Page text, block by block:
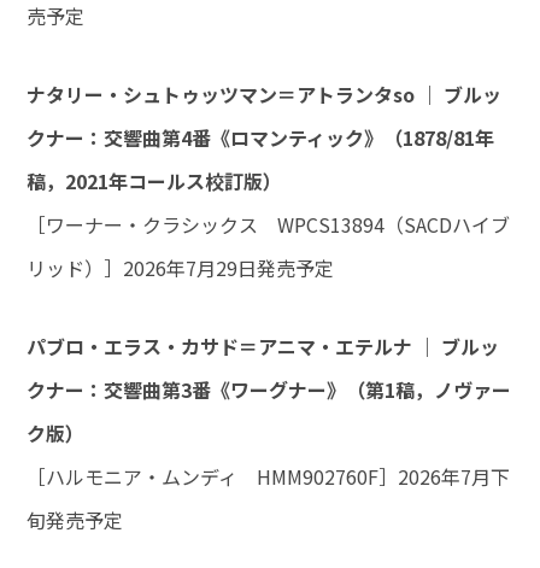
売予定
ナタリー・シュトゥッツマン＝アトランタso ｜ ブルッ
クナー：交響曲第4番《ロマンティック》（1878/81年
稿，2021年コールス校訂版）
［ワーナー・クラシックス WPCS13894（SACDハイブ
リッド）］2026年7月29日発売予定
パブロ・エラス・カサド＝アニマ・エテルナ ｜ ブルッ
クナー：交響曲第3番《ワーグナー》（第1稿，ノヴァー
ク版）
［ハルモニア・ムンディ HMM902760F］2026年7月下
旬発売予定